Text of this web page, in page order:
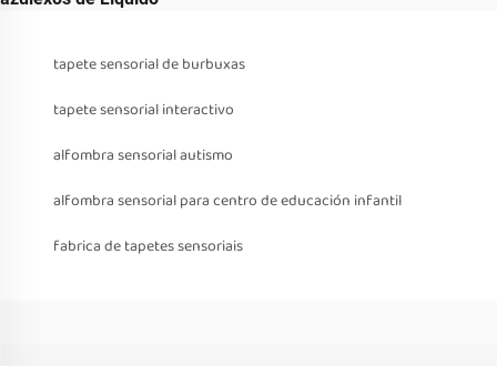
tapete sensorial de burbuxas
tapete sensorial interactivo
alfombra sensorial autismo
alfombra sensorial para centro de educación infantil
fabrica de tapetes sensoriais